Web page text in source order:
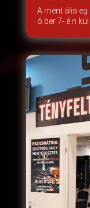
A ment ális
ó ber 7- é n